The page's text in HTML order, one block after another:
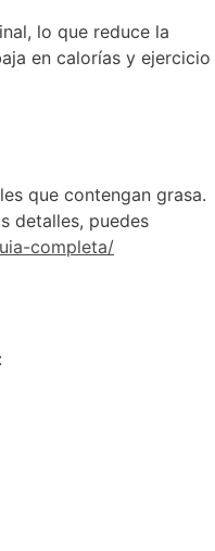
lo que reduce la
en calorías y ejercicio
que contengan grasa.
detalles, puedes
completa/